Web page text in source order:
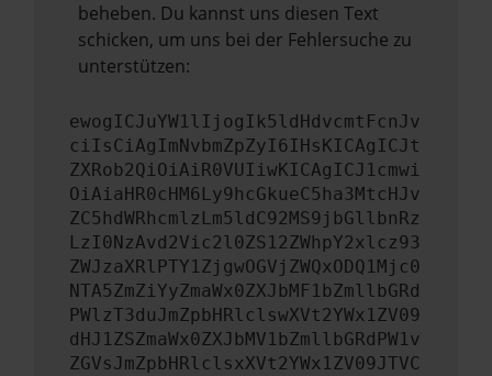
beheben. Du kannst uns diesen Text
schicken, um uns bei der Fehlersuche zu
unterstützen:
ewogICJuYW1lIjogIk5ldHdvcmtFcnJv
ciIsCiAgImNvbmZpZyI6IHsKICAgICJt
ZXRob2QiOiAiR0VUIiwKICAgICJ1cmwi
OiAiaHR0cHM6Ly9hcGkueC5ha3MtcHJv
ZC5hdWRhcmlzLm5ldC92MS9jbGllbnRz
LzI0NzAvd2Vic2l0ZS12ZWhpY2xlcz93
ZWJzaXRlPTY1ZjgwOGVjZWQxODQ1Mjc0
NTA5ZmZiYyZmaWx0ZXJbMF1bZmllbGRd
PWlzT3duJmZpbHRlclswXVt2YWx1ZV09
dHJ1ZSZmaWx0ZXJbMV1bZmllbGRdPW1v
ZGVsJmZpbHRlclsxXVt2YWx1ZV09JTVC